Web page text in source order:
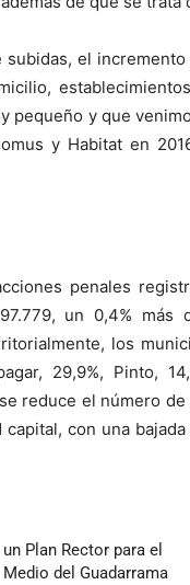
el
pequeño y que
y Habitat en
penales
un 0,4%
los
29,9%, Pinto,
reduce el número
con una
Plan Rector para el
del Guadarrama